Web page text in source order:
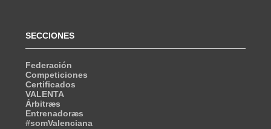
SECCIONES
Federación
Competiciones
Certificados
VALENTA
Árbitræs
Entrenadoræs
#somValenciana